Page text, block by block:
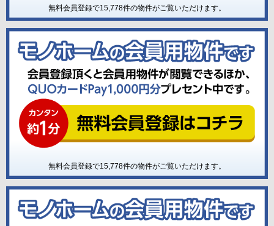
無料会員登録で15,778件の物件がご覧いただけます。
無料会員登録で15,778件の物件がご覧いただけます。